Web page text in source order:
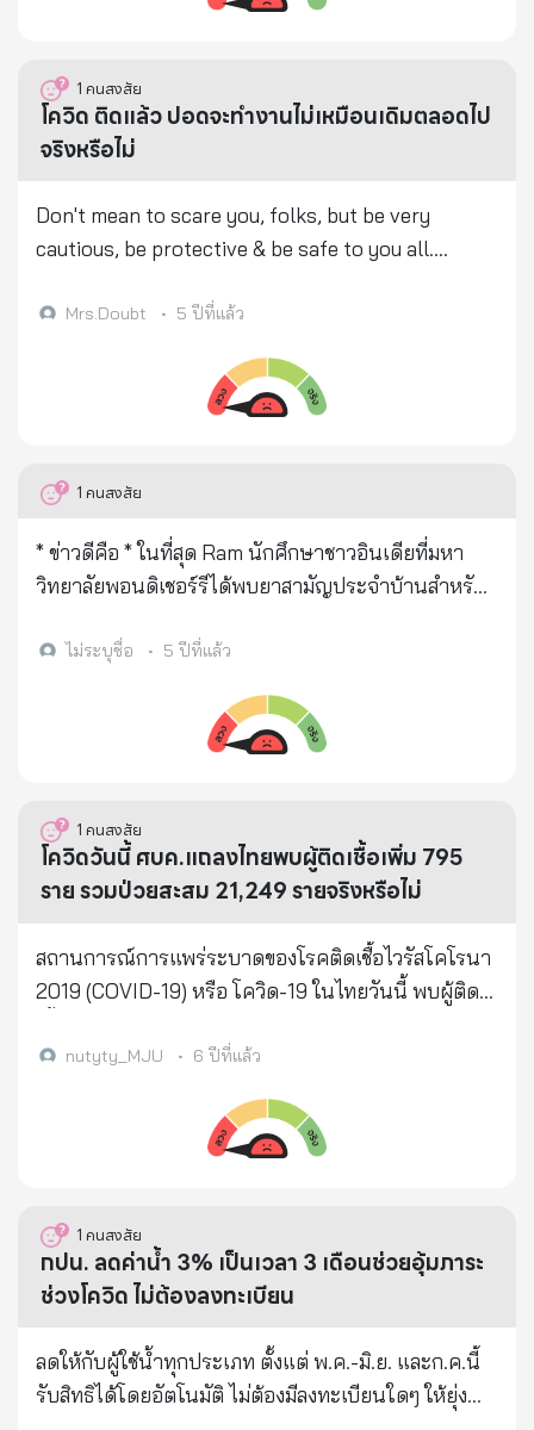
ผู้เชี่ยวชาญด้านข่าวกรองชื่อดังของสหรัฐอเมริกาให้
ลับนี้ นาย Greg เผยว่า ไวรัสโควิด-19 ได้รับการ
ออกแบบทางพันธุกรรมเพื่อใช้เป็นอาวุธชีวภาพ หรือ
สงครามเชื้อโรค:- - มีแหล่งที่มาจากห้องแลป BSL-3 ใน
บาร์ริก - พร้อมกันนั้น เขาระบุว่า ไวรัสถูก “รัฐบาลมืด”
จากรัฐคาโรไลน่าเหนือ ทดลองในทหารส่งไปแพร่ระบาด
อิตาลี และอเมริกาทั้งประเทศ ##..ก่อนหน้านี้ในวันที่ 15
ผลิตจากอเมริกา? ทำไมไม่อธิบายให้ชัดเจนว่าตัวไวรัส
Luc Montanier ผู้ได้รับรางวัลโนเบลเนื่องจากเป็นผู้ค้น
พบไวรัสเอชไอวี (HIV) ได้เปิดเผยกับนักข่าวชาวฝรั่งเศส
เมื่อไม่กี่วันที่ผ่านมาว่า - โควิด-19 ไม่ใช่มาจากธรรมชาติ
หากแต่ได้รับการพัฒนาอย่างประณีตโดยนัก
Montanier ยืนยันว่า เป็นเรื่องเด่นชัดที่เจ้าหน้าที่ผู้
ความเข้มข้นของเชื้อเอชไอวีเข้าไปด้วย - นี่คือ การวางยา
พิษที่ชั่วร้ายที่สุดที่ไม่เคยมีมาก่อนในประวัติศาสตร์ของ
ข่าวเกี่ยวกับ “เชื้อโควิด-19 เป็นอาวุธชีวภาพที่มาจากการ
ตัดต่อพันธุกรรมโดยฝีมือมนุษย์” มีมาโดยตลอด ***นัก
วิทยาศาสตร์ทั่วโลกพยายามทำงานหาแหล่งที่มาของเชื้อ
น่าสายพันธ์ุใหม่ มีเชื้อเอชไอวีแทรกอยู่ด้วย นี่แสดงให้
เห็นว่าไวรัสตัวนี้มาจากการตัดต่อทางพันธุกรรม
***กลางเดือนมีนาคม นักวิทยาศาสตร์ได้วิเคราะห์พบว่า
เชื้อไวรัสโควิด-19 จากผู้ป่วยรายหนึ่งในรัฐวอชิงตันพบ
พร้อมๆกับการศึกษาลึกซึ้งลงไปว่า ประเทศต่างๆในโลก
ไม่น้อยได้เบนสายตาแห่งความสงสัยไปที่อเมริกา
ROBERT REDFIELD ผู้อำนวยการศูนย์ควบคุมและ
ป้องกันโรคแห่งสหรัฐอเมริกายอมรับว่า ผู้ป่วยตายจากไข้
หวัดใหญ่ในเดือนกันยายน 2019 มีอยู่ไม่น้อยที่ตายจาก
เชื้อไวรัสโควิด-19 นี้ (เกิดก่อนการระบาดที่อู่ฮั่น) - ต่อ
ปัญหานี้โฆษกกระทรวงต่างประเทศของจีน นายจ้าว ลี่
เจียง ได้ทวิตข้อความในทวิตเตอร์ถามผู้อำนวยการศูนย์
1 คนสงสัย
โควิด ติดแล้ว ปอดจะทำงานไม่เหมือนเดิมตลอดไป
จริงหรือไม่
Don't mean to scare you, folks, but be very
cautious, be protective & be safe to you all.
*** บอย วรพล สิงห์เขียวพงษ์ December 29, 2020 at
เปอร์เซ็นต์ จริงครับ > แต่หายแล้ว ปอดอาจพังตลอดชีวิต
> ลิเดีย-แข็งแรง เหลือปอดทำงาน หกสิบเปอร์เซ็นต์ >
เป็นเคสนี้ครับ บทความนี้ถูกส่งต่อกันมา ผมพอทราบว่ามี
เขาตอบว่า...จริง !!! > โควิด-19 เป็นแล้วตายก็จบไป แต่
ถ้าไม่ตายก็ต้องลุ้น ! > คุยกันครั้งใด เขาบอกผม...พี่อย่า
แย่ไปตลอดชีวิต ยกมา > "ผมกลัว" ที่จะติดเชื้อ Covid-l9
ชาติ" และจะออกจากบ้าน เมื่อจำเป็นจริง ๆ ผมบอกว่า
ผมเชื่อว่าใครที่ติดเชื้อ Covid-l9 จะไม่มีวันกลับไป "ปกติ"
จะเสียชีวิต หากคุณติดเชื้อ รู้ไหมว่ามันทรมานแค่ไหน >
คุณรู้ไหมว่า การรักษาโรคปอดติดเชื้อไวรัส โคโรนา
2ol9 หรือ Covid-19 มันไม่ใช่แค่ใส่หน้ากากออกซิเจน
ๆ ในโรงพยาบาล > เพราะเครื่องช่วยหายใจสำหรับผู้ป่วย
Covid-19 (บางคน-ไม่ทุกคน) มันสร้างความเจ็บปวด
ต้องสอดท่อลงไปในลำคอและคาไว้ จนกว่าจะหาย หรือ
ตายภายใน 2-3 สัปดาห์ โดยแทบไม่สามารถขยับตัว >
หายใจต่อจากปากขึ้นไปที่เครื่องช่วยหายใจ ไม่สามารถ
พูด กิน หรือขับถ่ายได้ตามปกติ แถมเจ็บปวดตลอดเวลา
ท่อช่วยหายใจ เหมือนอยู่ในอาการโคม่าเทียม > ผ่านไป
20 วัน ผู้ป่วยจะสูญเสียมวลกล้ามเนื้อ สี่สิบเปอร์เซนต์
ภาวะแทรกซ้อนของหัวใจ > นี่คือสาเหตุหลักที่ทำให้คน
แก่ หรือผู้ป่วยโรคอื่น เช่น ความดัน หัวใจ ไม่สามารถทน
การรักษาได้ และอาจตายในที่สุด >>> ย้ำ..นี่ไม่ใช่ไข้หวัด
Mrs.Doubt • 5 ปีที่แล้ว
1 คนสงสัย
* ข่าวดีคือ * ในที่สุด Ram นักศึกษาชาวอินเดียที่มหา
วิทยาลัยพอนดิเชอร์รีได้พบยาสามัญประจำบ้านสำหรับ
เขาพิสูจน์แล้วว่า * พริกไทยป่น 1 ช้อนชาน้ำผึ้ง 2 ช้อนชา
ผลของโคโรนาได้ถึง 100% * ทั่วโลกเริ่มรับการรักษานี้
ในที่สุดก็เป็นประสบการณ์แห่งความสุขของปี 2021 * ส่ง
ไม่ระบุชื่อ • 5 ปีที่แล้ว
1 คนสงสัย
โควิดวันนี้ ศบค.แถลงไทยพบผู้ติดเชื้อเพิ่ม 795
ราย รวมป่วยสะสม 21,249 รายจริงหรือไม่
สถานการณ์การแพร่ระบาดของโรคติดเชื้อไวรัสโคโรนา
2019 (COVID-19) หรือ โควิด-19 ในไทยวันนี้ พบผู้ติด
หายป่วยแล้ว 14,001 ราย ยังรักษาใน รพ. 7,169 ราย
nutyty_MJU • 6 ปีที่แล้ว
1 คนสงสัย
กปน. ลดค่าน้ำ 3% เป็นเวลา 3 เดือนช่วยอุ้มภาระ
ช่วงโควิด ไม่ต้องลงทะเบียน
ลดให้กับผู้ใช้น้ำทุกประเภท ตั้งแต่ พ.ค.-มิ.ย. และก.ค.นี้
รับสิทธิได้โดยอัตโนมัติ ไม่ต้องมีลงทะเบียนใดๆ ให้ยุ่ง